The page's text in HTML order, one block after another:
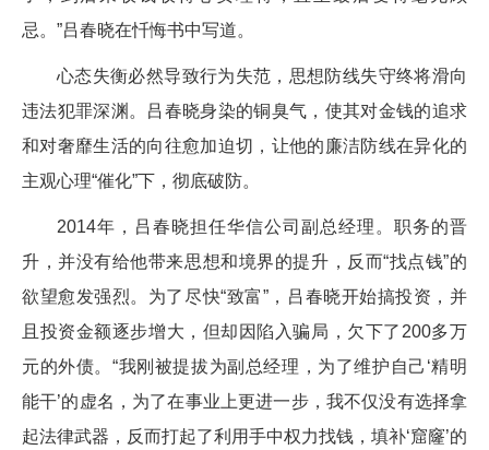
忌。”吕春晓在忏悔书中写道。
心态失衡必然导致行为失范，思想防线失守终将滑向
违法犯罪深渊。吕春晓身染的铜臭气，使其对金钱的追求
和对奢靡生活的向往愈加迫切，让他的廉洁防线在异化的
主观心理“催化”下，彻底破防。
2014年，吕春晓担任华信公司副总经理。职务的晋
升，并没有给他带来思想和境界的提升，反而“找点钱”的
欲望愈发强烈。为了尽快“致富”，吕春晓开始搞投资，并
且投资金额逐步增大，但却因陷入骗局，欠下了200多万
元的外债。“我刚被提拔为副总经理，为了维护自己‘精明
能干’的虚名，为了在事业上更进一步，我不仅没有选择拿
起法律武器，反而打起了利用手中权力找钱，填补‘窟窿’的